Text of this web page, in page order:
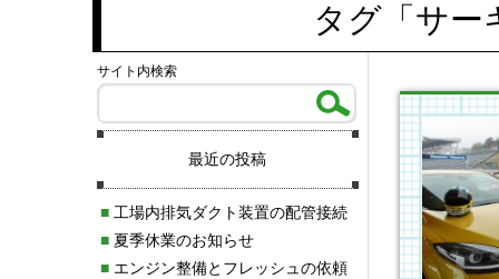
タグ「サー
サイト内検索
最近の投稿
■工場内排気ダクト装置の配管接続
■夏季休業のお知らせ
■エンジン整備とフレッシュの依頼